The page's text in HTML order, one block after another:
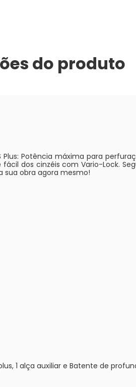
do produto
Plus: Potência máxima para
dos cinzéis com Vario-Lock.
sua obra agora mesmo!
1 alça auxiliar e Batente de